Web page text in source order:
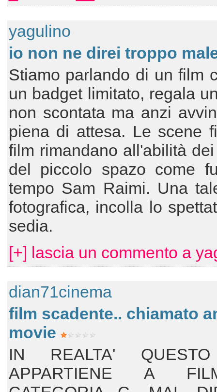
yagulino
io non ne direi troppo
Stiamo parlando di un film
un badget limitato, regala
non scontata ma anzi
piena di attesa. Le scene
film rimandano all'abilità
del piccolo spazo come
tempo Sam Raimi. Una
fotografica, incolla lo
sedia.
[+] lascia un commento a
dian71cinema
film scadente.. chiamato
movie
IN REALTA'
APPARTIENE A